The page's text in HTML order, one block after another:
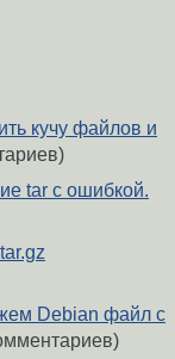
кучу файлов и
tar с ошибкой.
Debian файл с